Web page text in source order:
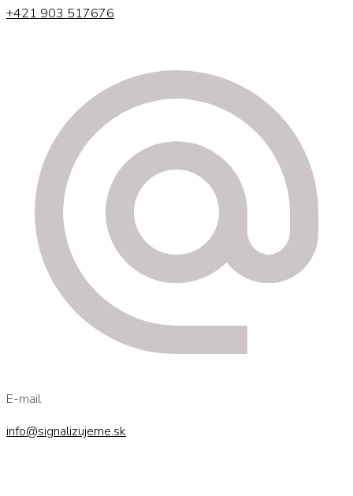
+421 903 517676
E-mail
info@signalizujeme.sk